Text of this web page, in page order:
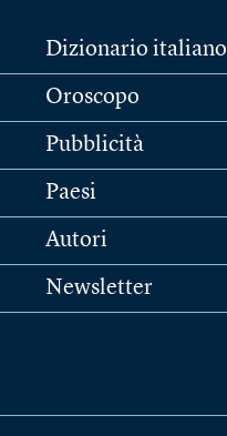
Dizionario italiano
Oroscopo
Pubblicità
Paesi
Autori
Newsletter